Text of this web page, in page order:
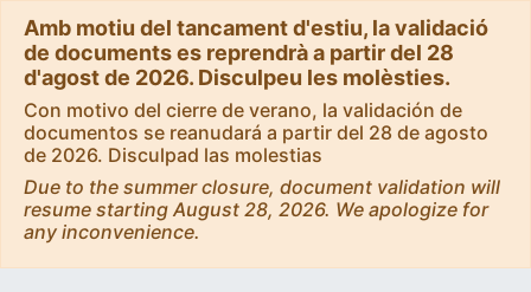
Amb motiu del tancament d'estiu, la validació
de documents es reprendrà a partir del 28
d'agost de 2026. Disculpeu les molèsties.
Con motivo del cierre de verano, la validación de
documentos se reanudará a partir del 28 de agosto
de 2026. Disculpad las molestias
Due to the summer closure, document validation will
resume starting August 28, 2026. We apologize for
any inconvenience.